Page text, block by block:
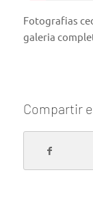
Fotografias
galeria
Compartir